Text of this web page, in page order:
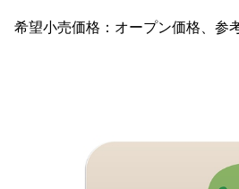
希望小売価格：オープン価格、参